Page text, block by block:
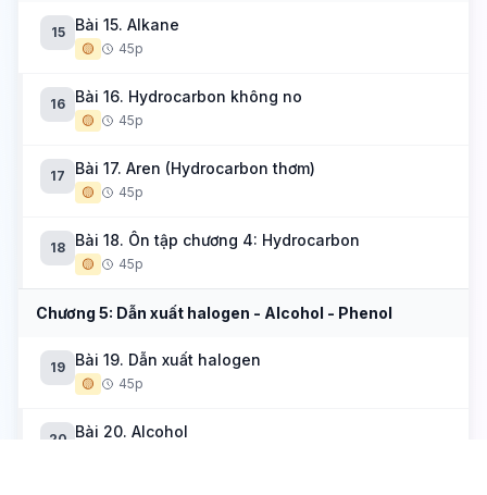
15 Bài 15. Alkane
🟡 45p
16 Bài 16. Hydrocarbon không no
🟡 45p
17 Bài 17. Aren (Hydrocarbon thơm)
🟡 45p
18 Bài 18. Ôn tập chương 4: Hydrocarbon
🟡 45p
Chương 5: Dẫn xuất halogen - Alcohol - Phenol
19 Bài 19. Dẫn xuất halogen
🟡 45p
20 Bài 20. Alcohol